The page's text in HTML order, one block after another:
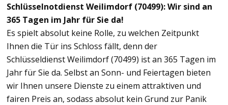
Schlüsselnotdienst Weilimdorf (70499): Wir sind an
365 Tagen im Jahr für Sie da!
Es spielt absolut keine Rolle, zu welchen Zeitpunkt
Ihnen die Tür ins Schloss fällt, denn der
Schlüsseldienst Weilimdorf (70499) ist an 365 Tagen im
Jahr für Sie da. Selbst an Sonn- und Feiertagen bieten
wir Ihnen unsere Dienste zu einem attraktiven und
fairen Preis an, sodass absolut kein Grund zur Panik